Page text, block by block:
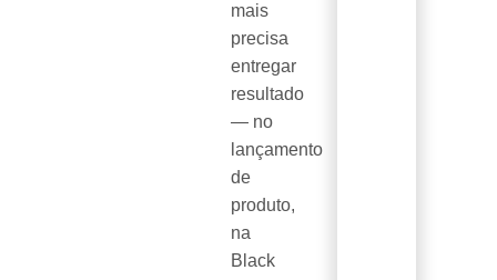
mais
precisa
entregar
resultado
— no
lançamento
de
produto,
na
Black